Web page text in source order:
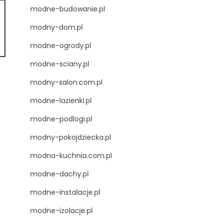
modne-budowanie.pl
modny-dom.pl
modne-ogrody.pl
modne-sciany.pl
modny-salon.com.pl
modne-lazienki.pl
modne-podlogi.pl
modny-pokojdziecka.pl
modna-kuchnia.com.pl
modne-dachy.pl
modne-instalacje.pl
modne-izolacje.pl